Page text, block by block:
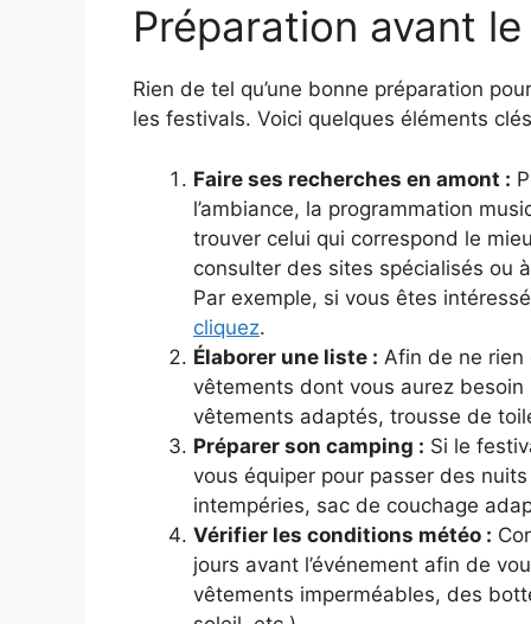
Préparation avant
Rien de tel qu’une bonne préparation
les festivals. Voici quelques éléments
Faire ses recherches en amont :
l’ambiance, la programmation
trouver celui qui correspond le
consulter des sites spécialisés ou
Par exemple, si vous êtes
cliquez.
Élaborer une liste : Afin de ne
vêtements dont vous aurez
vêtements adaptés, trousse de
Préparer son camping : Si le
vous équiper pour passer des
intempéries, sac de couchage
Vérifier les conditions météo :
jours avant l’événement afin de
vêtements imperméables, des